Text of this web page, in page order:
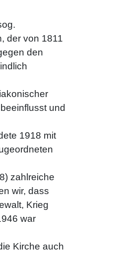
der von 1811
den
und
1918 mit
zahlreiche
wir, dass
Krieg
war
Kirche auch